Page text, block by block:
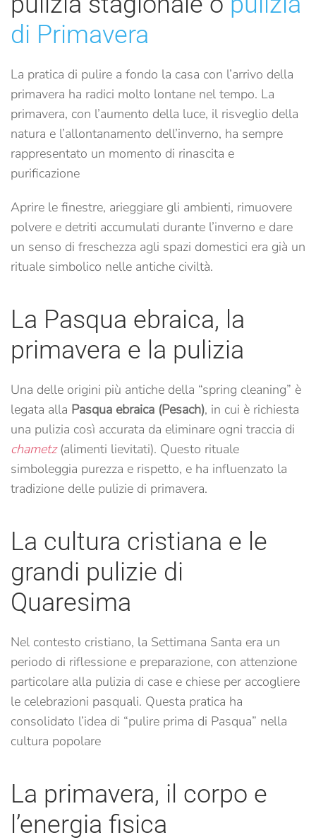
di Primavera
La pratica di pulire a fondo la casa con l’arrivo della
primavera ha radici molto lontane nel tempo. La
primavera, con l’aumento della luce, il risveglio della
natura e l’allontanamento dell’inverno, ha sempre
rappresentato un momento di rinascita e
purificazione
Aprire le finestre, arieggiare gli ambienti, rimuovere
polvere e detriti accumulati durante l’inverno e dare
un senso di freschezza agli spazi domestici era già un
rituale simbolico nelle antiche civiltà.
La Pasqua ebraica, la
primavera e la pulizia
Una delle origini più antiche della “spring cleaning” è
legata alla Pasqua ebraica (Pesach), in cui è richiesta
una pulizia così accurata da eliminare ogni traccia di
chametz(alimenti lievitati). Questo rituale
simboleggia purezza e rispetto, e ha influenzato la
tradizione delle pulizie di primavera.
La cultura cristiana e le
grandi pulizie di
Quaresima
Nel contesto cristiano, la Settimana Santa era un
periodo di riflessione e preparazione, con attenzione
particolare alla pulizia di case e chiese per accogliere
le celebrazioni pasquali. Questa pratica ha
consolidato l’idea di “pulire prima di Pasqua” nella
cultura popolare
La primavera, il corpo e
l’energia fisica